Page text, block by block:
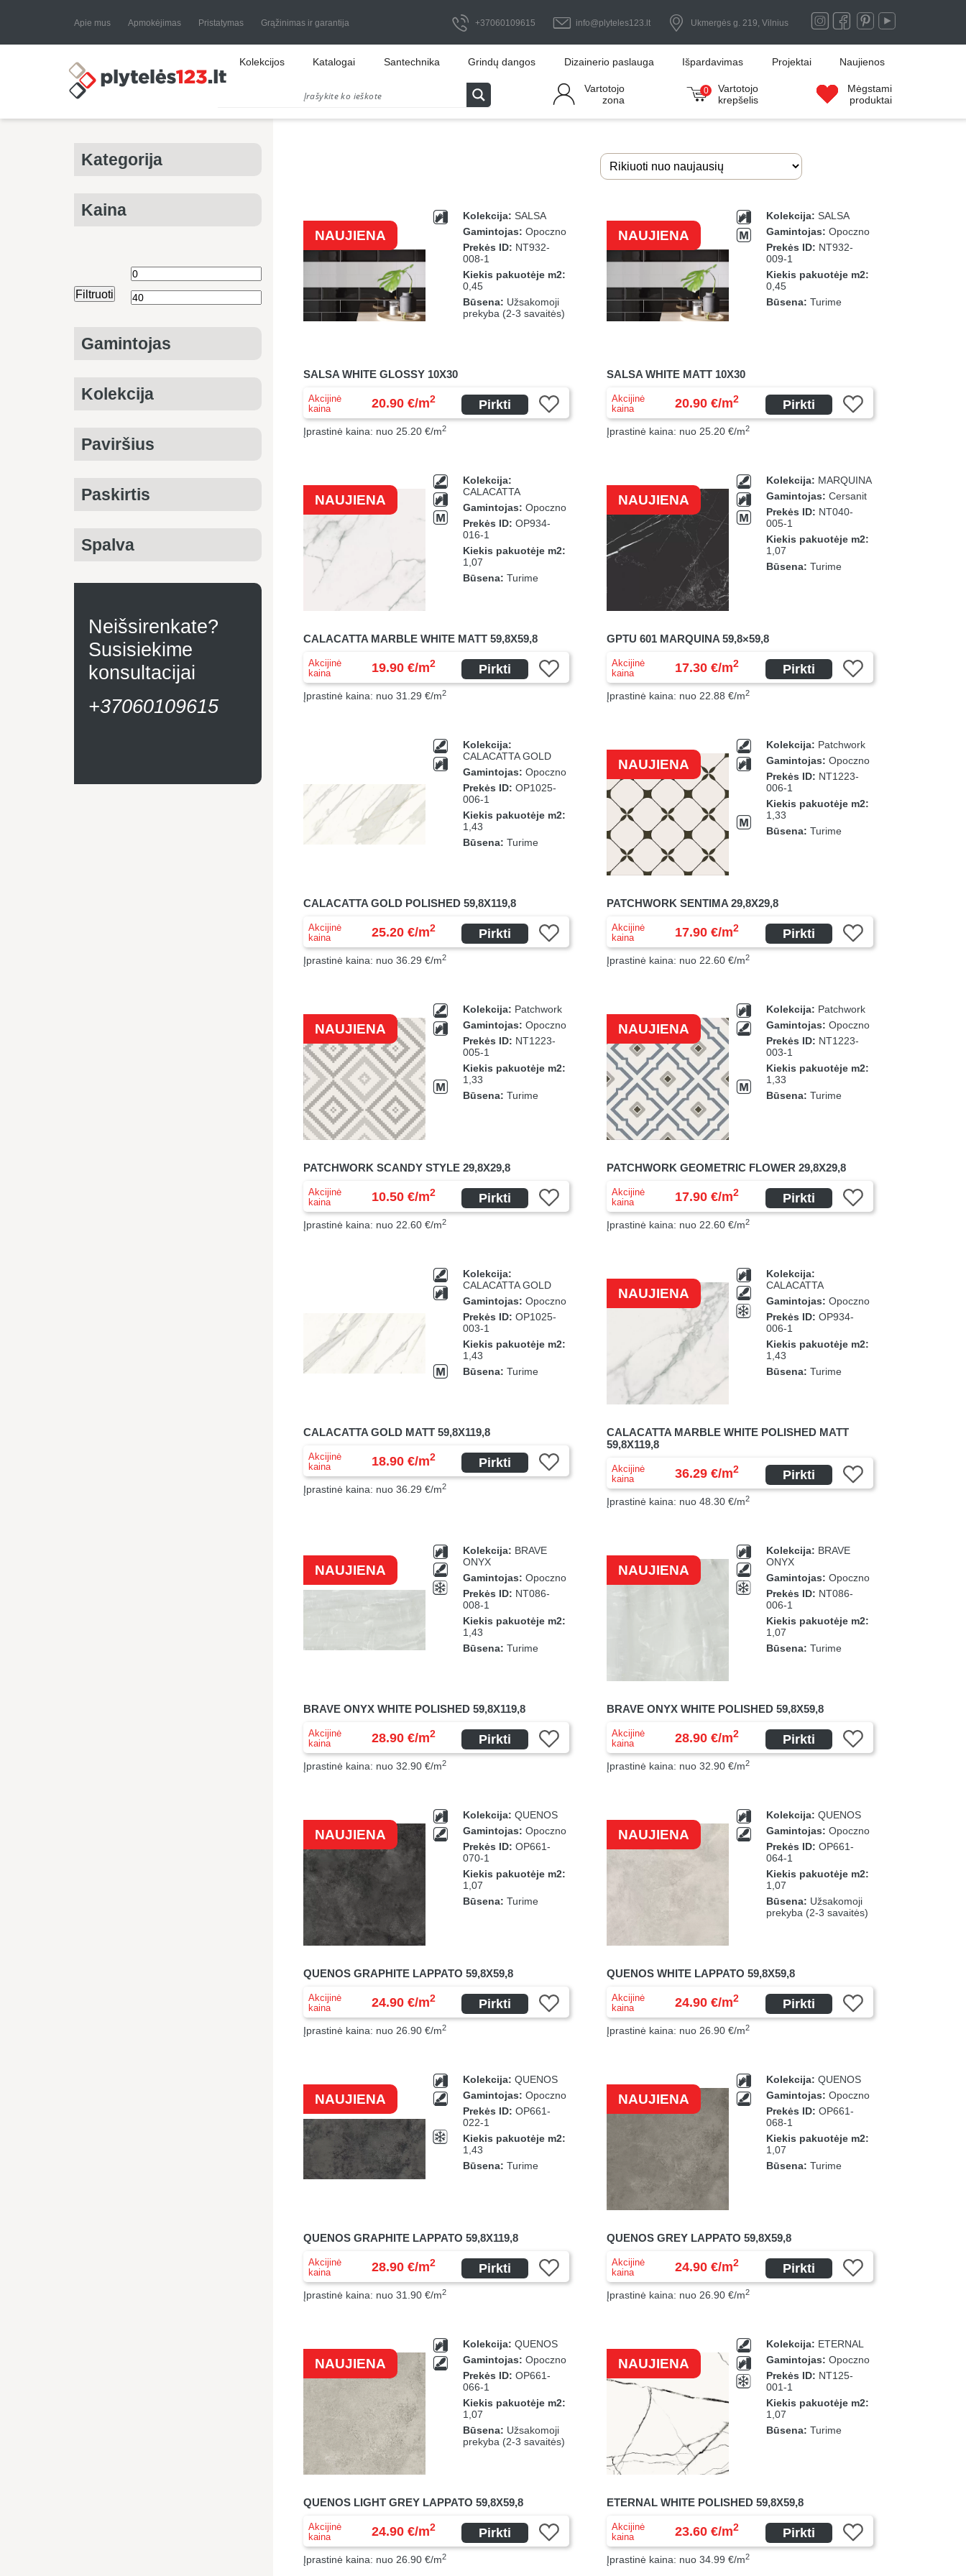
Apie mus Apmokėjimas Pristatymas Grąžinimas ir garantija +37060109615 info@plyteles123.lt Ukmergės g. 219, Vilnius
Kolekcijos Katalogai Santechnika Grindų dangos Dizainerio paslauga Išpardavimas Projektai Naujienos
Vartotojo
zona
0
Vartotojo
krepšelis
Mėgstami
produktai
Kategorija
Kaina
Min
kaina
Filtruoti
Gamintojas
Kolekcija
Paviršius
Paskirtis
Spalva
Neišsirenkate?
Susisiekime
konsultacijai
+37060109615
NAUJIENA
Kolekcija: SALSA
Gamintojas: Opoczno
Prekės ID: NT932-
008-1
Kiekis pakuotėje m2:
0,45
Būsena: Užsakomoji
prekyba (2-3 savaitės)
SALSA WHITE GLOSSY 10X30
Akcijinė
kaina
20.90 €/m2 Pirkti
Įprastinė kaina: nuo 25.20 €/m2
NAUJIENA
Kolekcija: SALSA
Gamintojas: Opoczno
Prekės ID: NT932-
009-1
Kiekis pakuotėje m2:
0,45
Būsena: Turime
SALSA WHITE MATT 10X30
Akcijinė
kaina
20.90 €/m2 Pirkti
Įprastinė kaina: nuo 25.20 €/m2
NAUJIENA
Kolekcija:
CALACATTA
Gamintojas: Opoczno
Prekės ID: OP934-
016-1
Kiekis pakuotėje m2:
1,07
Būsena: Turime
CALACATTA MARBLE WHITE MATT 59,8X59,8
Akcijinė
kaina
19.90 €/m2 Pirkti
Įprastinė kaina: nuo 31.29 €/m2
NAUJIENA
Kolekcija: MARQUINA
Gamintojas: Cersanit
Prekės ID: NT040-
005-1
Kiekis pakuotėje m2:
1,07
Būsena: Turime
GPTU 601 MARQUINA 59,8×59,8
Akcijinė
kaina
17.30 €/m2 Pirkti
Įprastinė kaina: nuo 22.88 €/m2
Kolekcija:
CALACATTA GOLD
Gamintojas: Opoczno
Prekės ID: OP1025-
006-1
Kiekis pakuotėje m2:
1,43
Būsena: Turime
CALACATTA GOLD POLISHED 59,8X119,8
Akcijinė
kaina
25.20 €/m2 Pirkti
Įprastinė kaina: nuo 36.29 €/m2
NAUJIENA
Kolekcija: Patchwork
Gamintojas: Opoczno
Prekės ID: NT1223-
006-1
Kiekis pakuotėje m2:
1,33
Būsena: Turime
PATCHWORK SENTIMA 29,8X29,8
Akcijinė
kaina
17.90 €/m2 Pirkti
Įprastinė kaina: nuo 22.60 €/m2
NAUJIENA
Kolekcija: Patchwork
Gamintojas: Opoczno
Prekės ID: NT1223-
005-1
Kiekis pakuotėje m2:
1,33
Būsena: Turime
PATCHWORK SCANDY STYLE 29,8X29,8
Akcijinė
kaina
10.50 €/m2 Pirkti
Įprastinė kaina: nuo 22.60 €/m2
NAUJIENA
Kolekcija: Patchwork
Gamintojas: Opoczno
Prekės ID: NT1223-
003-1
Kiekis pakuotėje m2:
1,33
Būsena: Turime
PATCHWORK GEOMETRIC FLOWER 29,8X29,8
Akcijinė
kaina
17.90 €/m2 Pirkti
Įprastinė kaina: nuo 22.60 €/m2
Kolekcija:
CALACATTA GOLD
Gamintojas: Opoczno
Prekės ID: OP1025-
003-1
Kiekis pakuotėje m2:
1,43
Būsena: Turime
CALACATTA GOLD MATT 59,8X119,8
Akcijinė
kaina
18.90 €/m2 Pirkti
Įprastinė kaina: nuo 36.29 €/m2
NAUJIENA
Kolekcija:
CALACATTA
Gamintojas: Opoczno
Prekės ID: OP934-
006-1
Kiekis pakuotėje m2:
1,43
Būsena: Turime
CALACATTA MARBLE WHITE POLISHED MATT
59,8X119,8
Akcijinė
kaina
36.29 €/m2 Pirkti
Įprastinė kaina: nuo 48.30 €/m2
NAUJIENA
Kolekcija: BRAVE
ONYX
Gamintojas: Opoczno
Prekės ID: NT086-
008-1
Kiekis pakuotėje m2:
1,43
Būsena: Turime
BRAVE ONYX WHITE POLISHED 59,8X119,8
Akcijinė
kaina
28.90 €/m2 Pirkti
Įprastinė kaina: nuo 32.90 €/m2
NAUJIENA
Kolekcija: BRAVE
ONYX
Gamintojas: Opoczno
Prekės ID: NT086-
006-1
Kiekis pakuotėje m2:
1,07
Būsena: Turime
BRAVE ONYX WHITE POLISHED 59,8X59,8
Akcijinė
kaina
28.90 €/m2 Pirkti
Įprastinė kaina: nuo 32.90 €/m2
NAUJIENA
Kolekcija: QUENOS
Gamintojas: Opoczno
Prekės ID: OP661-
070-1
Kiekis pakuotėje m2:
1,07
Būsena: Turime
QUENOS GRAPHITE LAPPATO 59,8X59,8
Akcijinė
kaina
24.90 €/m2 Pirkti
Įprastinė kaina: nuo 26.90 €/m2
NAUJIENA
Kolekcija: QUENOS
Gamintojas: Opoczno
Prekės ID: OP661-
064-1
Kiekis pakuotėje m2:
1,07
Būsena: Užsakomoji
prekyba (2-3 savaitės)
QUENOS WHITE LAPPATO 59,8X59,8
Akcijinė
kaina
24.90 €/m2 Pirkti
Įprastinė kaina: nuo 26.90 €/m2
NAUJIENA
Kolekcija: QUENOS
Gamintojas: Opoczno
Prekės ID: OP661-
022-1
Kiekis pakuotėje m2:
1,43
Būsena: Turime
QUENOS GRAPHITE LAPPATO 59,8X119,8
Akcijinė
kaina
28.90 €/m2 Pirkti
Įprastinė kaina: nuo 31.90 €/m2
NAUJIENA
Kolekcija: QUENOS
Gamintojas: Opoczno
Prekės ID: OP661-
068-1
Kiekis pakuotėje m2:
1,07
Būsena: Turime
QUENOS GREY LAPPATO 59,8X59,8
Akcijinė
kaina
24.90 €/m2 Pirkti
Įprastinė kaina: nuo 26.90 €/m2
NAUJIENA
Kolekcija: QUENOS
Gamintojas: Opoczno
Prekės ID: OP661-
066-1
Kiekis pakuotėje m2:
1,07
Būsena: Užsakomoji
prekyba (2-3 savaitės)
QUENOS LIGHT GREY LAPPATO 59,8X59,8
Akcijinė
kaina
24.90 €/m2 Pirkti
Įprastinė kaina: nuo 26.90 €/m2
NAUJIENA
Kolekcija: ETERNAL
Gamintojas: Opoczno
Prekės ID: NT125-
001-1
Kiekis pakuotėje m2:
1,07
Būsena: Turime
ETERNAL WHITE POLISHED 59,8X59,8
Akcijinė
kaina
23.60 €/m2 Pirkti
Įprastinė kaina: nuo 34.99 €/m2